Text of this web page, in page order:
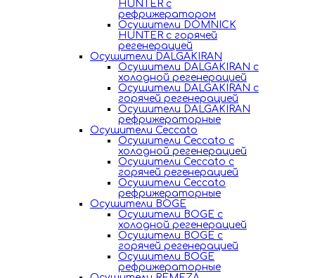
HUNTER с
рефрижератором
Осушители DOMNICK
HUNTER с горячей
регенерацией
Осушители DALGAKIRAN
Осушители DALGAKIRAN с
холодной регенерацией
Осушители DALGAKIRAN с
горячей регенерацией
Осушители DALGAKIRAN
рефрижераторные
Осушители Ceccato
Осушители Ceccato с
холодной регенерацией
Осушители Ceccato с
горячей регенерацией
Осушители Ceccato
рефрижераторные
Осушители BOGE
Осушители BOGE с
холодной регенерацией
Осушители BOGE с
горячей регенерацией
Осушители BOGE
рефрижераторные